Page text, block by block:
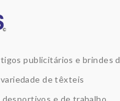
publicitários e brindes
variedade de têxteis
e de trabalho,